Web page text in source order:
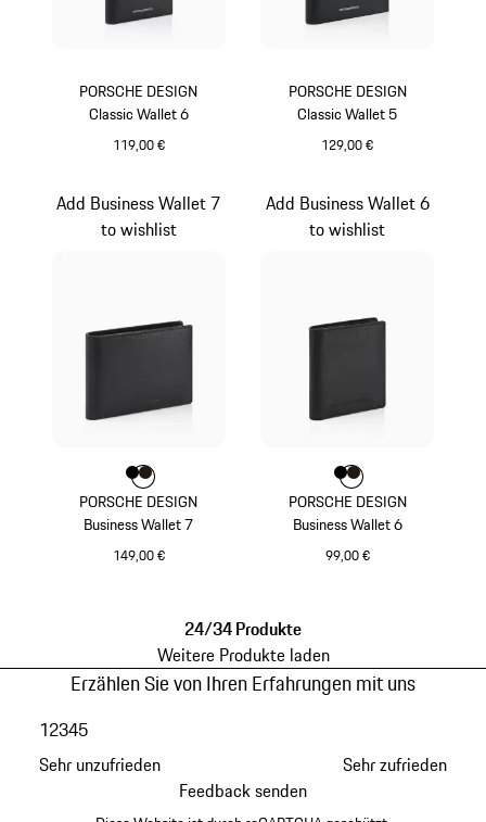
PORSCHE DESIGN
Classic Wallet 6
119,00 €
PORSCHE DESIGN
Classic Wallet 5
129,00 €
PORSCHE DESIGN
Business Wallet 7
149,00 €
Add Business Wallet 7
to wishlist
Farbe
FarbeFarbe
PORSCHE DESIGN
Business Wallet 6
99,00 €
Add Business Wallet 6
to wishlist
Farbe
FarbeFarbe
24/34 Produkte
Weitere Produkte laden
Erzählen Sie von Ihren Erfahrungen mit uns
Sehr unzufrieden
12345
Sehr zufrieden
Feedback senden